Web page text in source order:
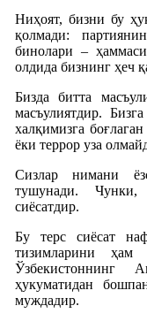
Ниҳоят, бизни бу
қолмади:
бинолари –
олдида бизнинг ҳеч
Бизда битта
масъулиятдир.
халқимизга
ёки террор уза
Сизлар нимани
тушунади. Чунки,
сиёсатдир.
Бу терс сиёсат
тизимларини ҳам
Ўзбекистоннинг
ҳукуматидан
муждадир.